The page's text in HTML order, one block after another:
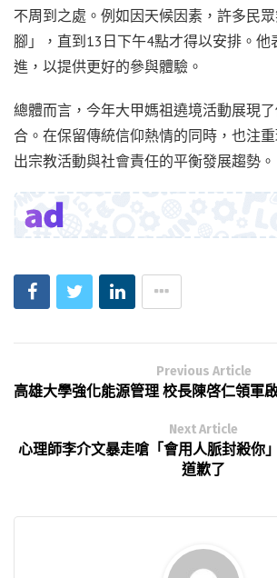
不周到之處。例如因天候因素，許多民
腳」，直到13日下午4點才得以安排。他
進，以提供更好的參與體驗。
總體而言，今年大甲媽祖遶境活動展現
合。在保留傳統信仰熱情的同時，也注
出宗教活動與社會責任的平衡發展趨勢。
Previous Article
高雄大學強化能源管理 校長陳啓仁領軍
Next Article
心理師李介文暴走嗆「會用人脈封殺你
道歉了